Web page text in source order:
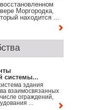
Моргородка,
находится ...
системы...
здания
взаимосвязанных
ограждений,
...